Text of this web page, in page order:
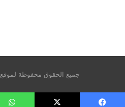
جميع الحقوق محفوظة لموقع